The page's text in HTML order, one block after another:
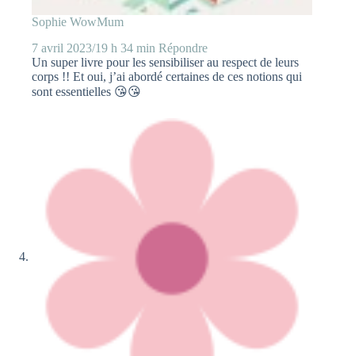
Sophie WowMum
7 avril 2023/19 h 34 min Répondre
Un super livre pour les sensibiliser au respect de leurs
corps !! Et oui, j’ai abordé certaines de ces notions qui
sont essentielles 😘😘